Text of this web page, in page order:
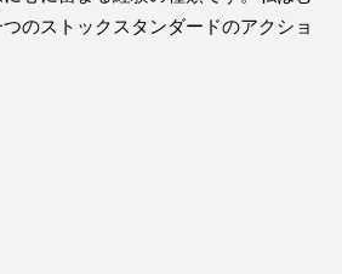
のストックスタンダードのアクショ